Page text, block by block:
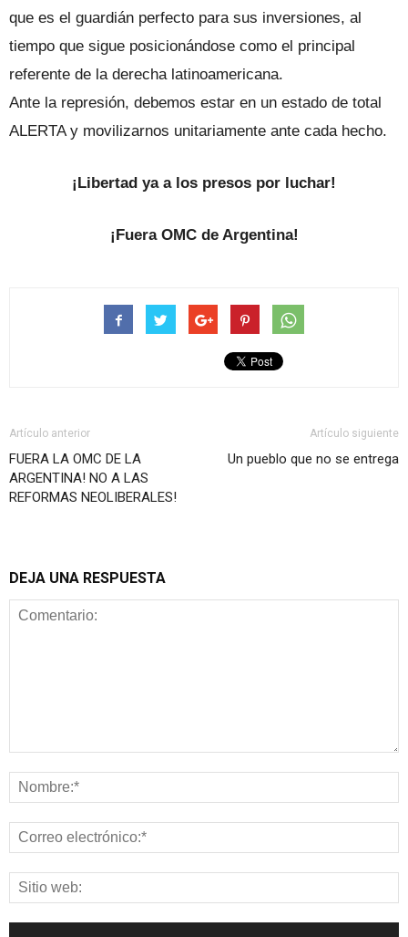
que es el guardián perfecto para sus inversiones, al
tiempo que sigue posicionándose como el principal
referente de la derecha latinoamericana.
Ante la represión, debemos estar en un estado de total
ALERTA y movilizarnos unitariamente ante cada hecho.
¡Libertad ya a los presos por luchar!
¡Fuera OMC de Argentina!
Artículo anterior
FUERA LA OMC DE LA
ARGENTINA! NO A LAS
REFORMAS NEOLIBERALES!
Artículo siguiente
Un pueblo que no se entrega
DEJA UNA RESPUESTA